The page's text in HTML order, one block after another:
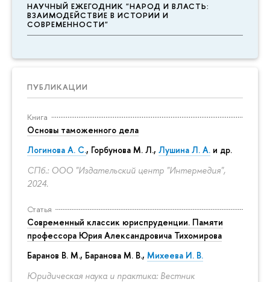
НАУЧНЫЙ ЕЖЕГОДНИК "НАРОД И ВЛАСТЬ:
ВЗАИМОДЕЙСТВИЕ В ИСТОРИИ И
СОВРЕМЕННОСТИ"
ПУБЛИКАЦИИ
Книга
Основы таможенного дела
Логинова А. С., Горбунова М. Л., Лушина Л. А. и др.
СПб.: ООО "Издательский центр "Интермедия",
2024.
Статья
Современный классик юриспруденции. Памяти
профессора Юрия Александровича Тихомирова
Баранов В. М., Баранова М. В., Михеева И. В.
Юридическая наука и практика: Вестник